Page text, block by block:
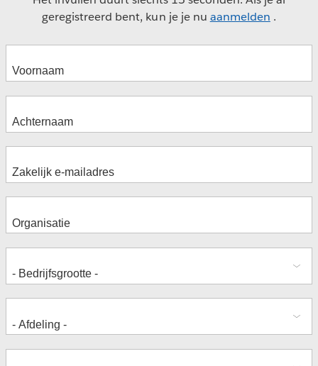
geregistreerd bent, kun je je nu aanmelden .